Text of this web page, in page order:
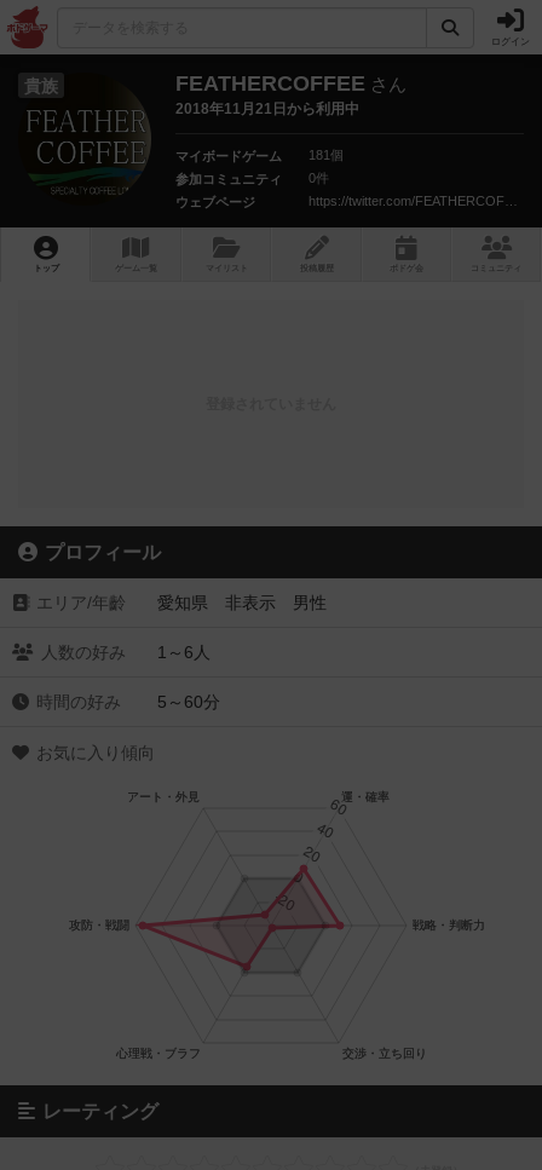
ログイン
貴族 FEATHERCOFFEE さん
2018年11月21日から利用中
マイボードゲーム
181個
参加コミュニティ
0件
ウェブページ
トップ ゲーム一覧 マイリスト 投稿履歴 ボ ドゲ コミュニティ
プロフィール
エリア/年齡 愛知県 非表示 男性
人数の好み 1～6人
時間の好み 5～60分
お気に入り傾向
レーティング